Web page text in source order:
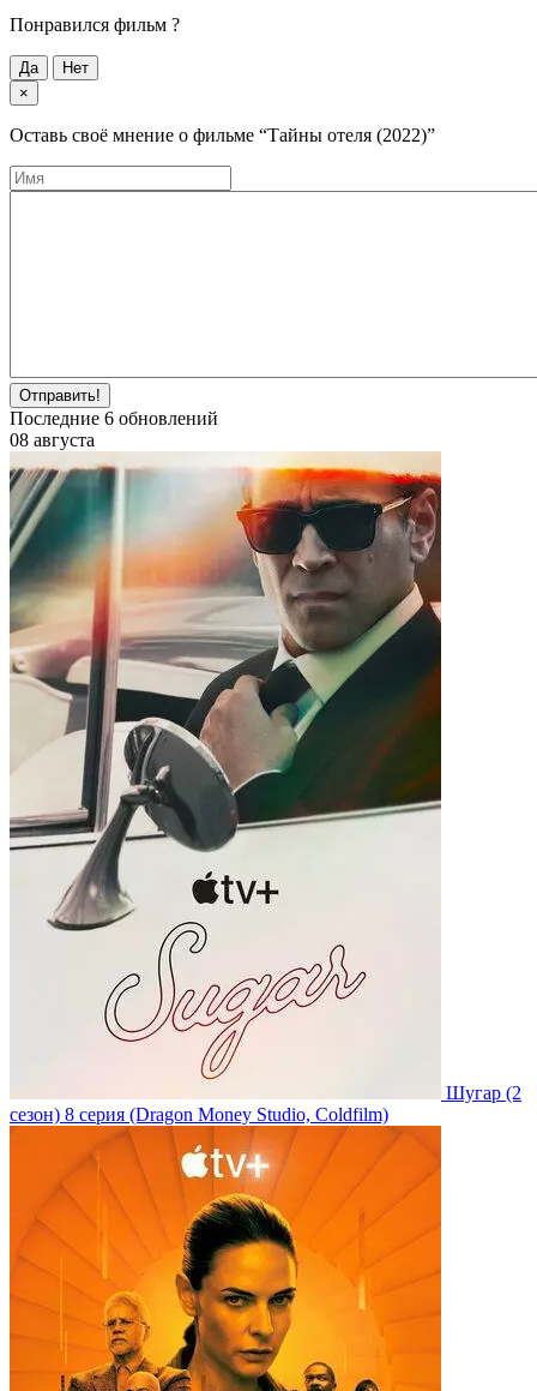
Понравился фильм ?
Да
Нет
×
Оставь своё мнение о фильме “Тайны отеля (2022)”
Отправить!
Последние 6 обновлений
08 августа
Шугар (2
сезон) 8 серия (Dragon Money Studio, Coldfilm)